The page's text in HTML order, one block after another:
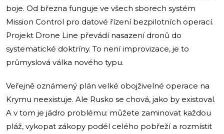
boje. Od března funguje ve všech sborech systém
Mission Control pro datové řízení bezpilotních operací.
Projekt Drone Line převádí nasazení dronů do
systematické doktríny. To není improvizace, je to
průmyslová válka nového typu.
Veřejně oznámený plán velké obojživelné operace na
Krymu neexistuje. Ale Rusko se chová, jako by existoval.
A v tom je jádro problému: můžete zaminovat každou
pláž, vykopat zákopy podél celého pobřeží a rozmístit